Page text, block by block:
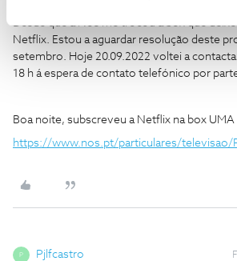
Desde que a Nos me trocou a box que
Netflix. Estou a aguardar resolução deste
setembro. Hoje 20.09.2022 voltei a
18 h á espera de contato telefónico por
Boa noite, subscreveu a Netflix na box UMA
https://www.nos.pt/particulares/televisao/
P Pjlfcastro